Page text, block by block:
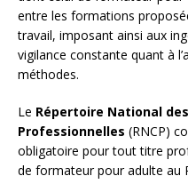
entre les formations
travail, imposant ainsi aux
vigilance constante quant à
méthodes.
Le Répertoire National
Professionnelles (RNCP)
obligatoire pour tout titre
de formateur pour adulte au